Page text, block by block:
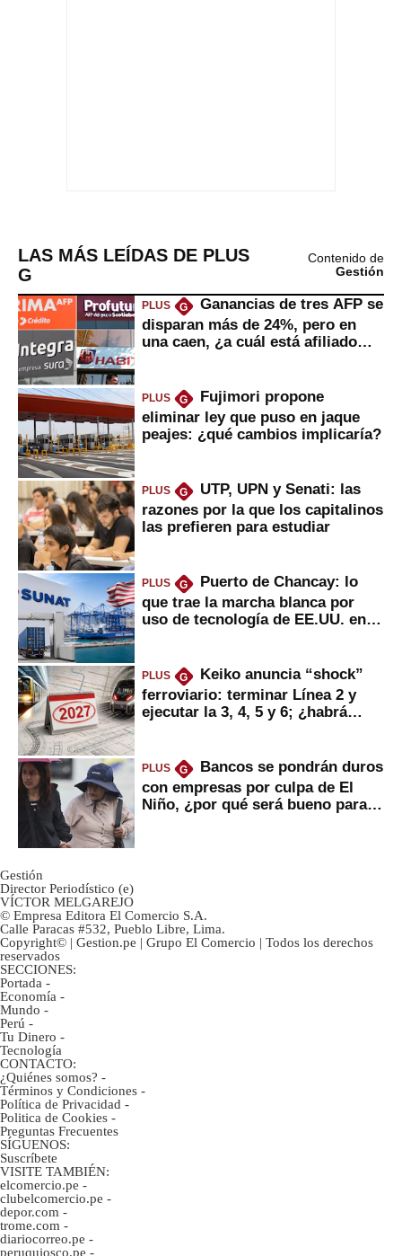
LAS MÁS LEÍDAS DE PLUS
G
Contenido de
Gestión
PLUS G
Ganancias de tres AFP se
disparan más de 24%, pero en
una caen, ¿a cuál está afiliado
PLUS G
Fujimori propone
eliminar ley que puso en jaque
peajes: ¿qué cambios implicaría?
PLUS G
UTP, UPN y Senati: las
razones por la que los capitalinos
las prefieren para estudiar
PLUS G
Puerto de Chancay: lo
que trae la marcha blanca por
uso de tecnología de EE.UU. en
PLUS G
Keiko anuncia “shock”
ferroviario: terminar Línea 2 y
ejecutar la 3, 4, 5 y 6; ¿habrá
PLUS G
Bancos se pondrán duros
con empresas por culpa de El
Niño, ¿por qué será bueno para
Gestión
Director Periodístico (e)
VÍCTOR MELGAREJO
© Empresa Editora El Comercio S.A.
Calle Paracas #532, Pueblo Libre, Lima.
Copyright© | Gestion.pe | Grupo El Comercio | Todos los derechos
reservados
SECCIONES:
Portada -
Economía -
Mundo -
Perú -
Tu Dinero -
Tecnología
CONTACTO:
¿Quiénes somos? -
Términos y Condiciones -
Política de Privacidad -
Politica de Cookies -
Preguntas Frecuentes
SÍGUENOS:
Suscríbete
VISITE TAMBIÉN:
elcomercio.pe -
clubelcomercio.pe -
depor.com -
trome.com -
diariocorreo.pe -
peruquiosco.pe -